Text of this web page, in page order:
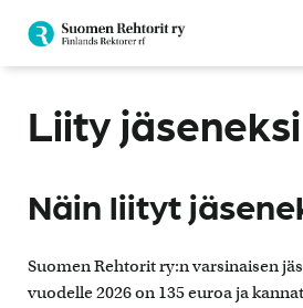
sisältöön
Liity jäseneksi
Näin liityt
Suomen Rehtorit ry:n varsinaisen
vuodelle 2026 on 135 euroa ja